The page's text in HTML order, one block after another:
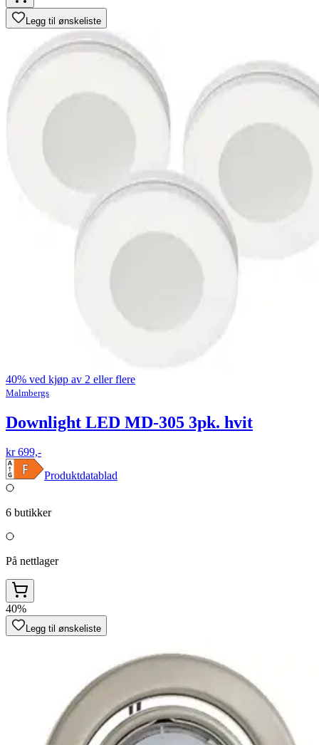
Legg til ønskeliste
40% ved kjøp av 2 eller flere
Malmbergs
Downlight LED MD-305 3pk. hvit
kr 699,-
Produktdatablad
6 butikker
På nettlager
40%
Legg til ønskeliste